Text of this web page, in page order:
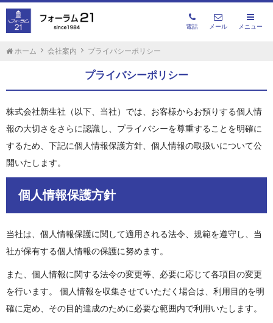
電話 メール メニュー
ホーム 会社案内 プライバシーポリシー
プライバシーポリシー
株式会社新生社（以下、当社）では、お客様からお預りする個人情
報の大切さをさらに認識し、プライバシーを尊重することを明確に
するため、下記に個人情報保護方針、個人情報の取扱いについて公
開いたします。
個人情報保護方針
当社は、個人情報保護に関して適用される法令、規範を遵守し、当
社が保有する個人情報の保護に努めます。
また、個人情報に関する法令の変更等、必要に応じて各項目の変更
を行います。 個人情報を収集させていただく場合は、利用目的を明
確に定め、その目的達成のために必要な範囲内で利用いたします。